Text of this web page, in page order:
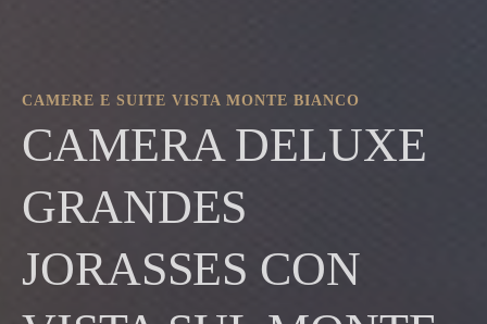
CAMERE E SUITE VISTA MONTE BIANCO
CAMERA DELUXE
GRANDES
JORASSES CON